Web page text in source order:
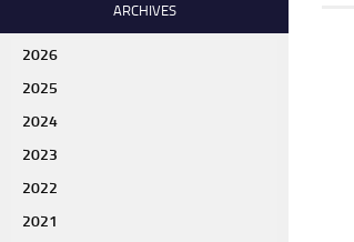
ARCHIVES
2026
2025
2024
2023
2022
2021